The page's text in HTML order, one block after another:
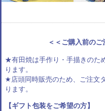
＜＜ご購入前の
★有田焼は手作り・手描きのた
ります。
★店頭同時販売のため、ご注文
ります。
【ギフト包装をご希望の方】